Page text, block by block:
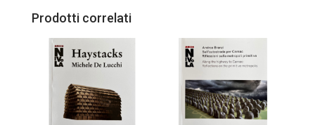
Prodotti correlati